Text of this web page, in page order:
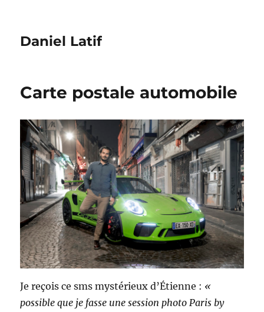
Daniel Latif
Carte postale automobile
Je reçois ce sms mystérieux d’Étienne : «
possible que je fasse une session photo Paris by